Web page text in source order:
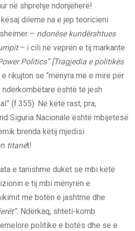
në shprehje ndonjëherë!
dileme na e jep teoricieni
– ndonëse kundërshtues
– i cili në veprën e tij markante
Politics”[Tragjedia e politikës
e rikujton se “mënyra më e mirë për
ndërkombëtare është të jesh
(f.355). Në këtë rast, pra,
Siguria Nacionale është mbijetesë
brenda këtij mjedisi
titanët!
e tanishme duket se mbi këtë
e tij mbi mënyrën e
me botën e jashtme dhe
Ndërkaq, shteti-komb
politike e botës dhe se e